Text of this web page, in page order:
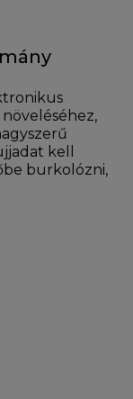
kell
burkolózni,